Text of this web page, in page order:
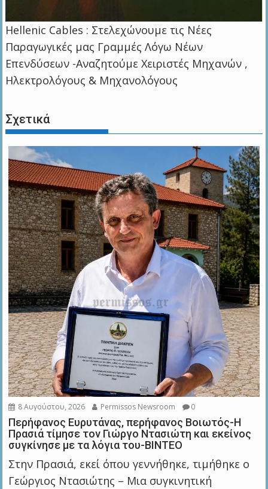
Hellenic Cables : Στελεχώνουμε τις Νέες
Παραγωγικές μας Γραμμές Λόγω Νέων
Επενδύσεων -Αναζητούμε Χειριστές Μηχανών ,
Ηλεκτρολόγους & Μηχανολόγους
Σχετικά
8 Αυγούστου, 2026 Permissos Newsroom 0
Περήφανος Ευρυτάνας, περήφανος Βοιωτός-Η
Πρασιά τίμησε τον Γιώργο Ντασιώτη και εκείνος
συγκίνησε με τα λόγια του-ΒΙΝΤΕΟ
Στην Πρασιά, εκεί όπου γεννήθηκε, τιμήθηκε ο
Γεώργιος Ντασιώτης – Μια συγκινητική